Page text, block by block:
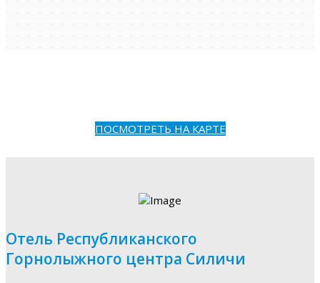
ПОСМОТРЕТЬ НА КАРТЕ
Отель Республиканского
Горнолыжного центра Силичи